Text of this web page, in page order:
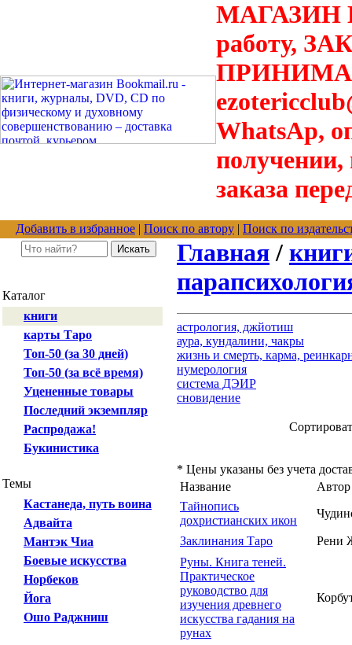
МАГАЗИН
работу,
WhatsAp,
получении,
заказа
Добавить в избранное | Поиск по автору | Поиск по
Каталог
книги
карты Таро
Топ-50 (за 30 дней)
Топ-50 (за всё время)
Уцененные товары
Последний экземпляр
Распродажа!
Букинистика
Темы
Кастанеда, путь воина
Адвайта
Мантэк Чиа
Боевые искусства
Норбеков
Йога
Ошо Раджниш
Главная /
астрология, джйотиш
аура, кундалини, чакры
жизнь и смерть, карма,
нумерология
система ДЭИР
сновидение
* Цены указаны без учета
Название
Автор
Тайнопись
дохристианских икон
Заклинания Таро
Рени
Руны. Книга теней.
Практическое
руководство для
изучения древнего
искусства гадания на
рунах